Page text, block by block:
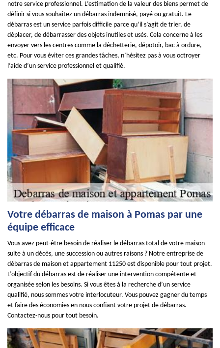
notre service professionnel. L’estimation de la valeur des biens permet de
définir si vous souhaitez un débarras indemnisé, payé ou gratuit. Le
débarras est un service parfois difficile parce qu’il s’agit de trier, de
déplacer, de débarrasser des objets inutiles et usés. Cela concerne à les
envoyer vers les centres comme la déchetterie, dépotoir, bac à ordure,
etc. Pour vous éviter ces grandes tâches, n’hésitez pas à vous octroyer
l’aide d’un service professionnel et qualifié.
Votre débarras de maison à Pomas par une
équipe efficace
Vous avez peut-être besoin de réaliser le débarras total de votre maison
suite à un décès, une succession ou autres raisons ? Notre entreprise de
débarras de maison et appartement 11250 est disponible pour tout projet.
L’objectif du débarras est de réaliser une intervention compétente et
organisée selon les besoins. Si vous êtes à la recherche d’un service
qualifié, nous sommes votre interlocuteur. Vous pouvez gagner du temps
et faire des économies en nous confiant votre projet de débarras.
Contactez-nous pour tout besoin.